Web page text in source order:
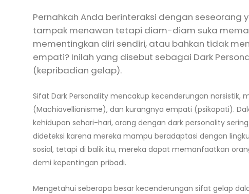
Pernahkah Anda berinteraksi dengan seseorang
tampak menawan tetapi diam-diam suka
mementingkan diri sendiri, atau bahkan tidak
empati? Inilah yang disebut sebagai Dark
(kepribadian gelap).
Sifat Dark Personality mencakup kecenderungan narsistik,
(Machiavellianisme), dan kurangnya empati (psikopati).
kehidupan sehari-hari, orang dengan dark personality
dideteksi karena mereka mampu beradaptasi dengan
sosial, tetapi di balik itu, mereka dapat memanfaatkan
demi kepentingan pribadi.
Mengetahui seberapa besar kecenderungan sifat gelap